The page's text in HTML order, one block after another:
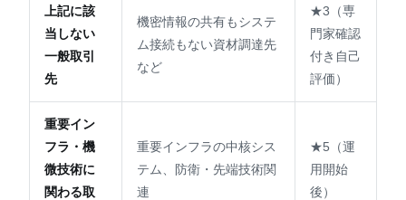
上記に該
当しない
一般取引
先
機密情報の共有もシステ
ム接続もない資材調達先
など
★3（専
門家確認
付き自己
評価）
重要イン
フラ・機
微技術に
関わる取
重要インフラの中核シス
テム、防衛・先端技術関
連
★5（運
用開始
後）